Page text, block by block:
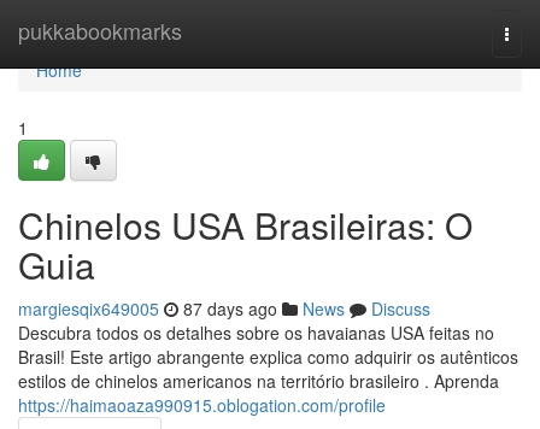
pukkabookmarks
Home
Home
1
Chinelos USA Brasileiras: O
Guia
margiesqix649005 87 days ago News
Discuss
Descubra todos os detalhes sobre os havaianas USA feitas no
Brasil! Este artigo abrangente explica como adquirir os autênticos
estilos de chinelos americanos na território brasileiro . Aprenda
https://haimaoaza990915.oblogation.com/profile